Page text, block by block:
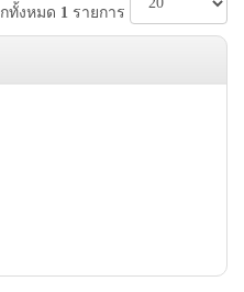
ทั้งหมด 1 รายการ